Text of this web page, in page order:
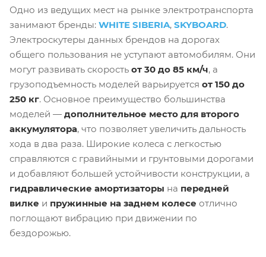
Одно из ведущих мест на рынке электротранспорта
занимают бренды: WHITE SIBERIA, SKYBOARD.
Электроскутеры данных брендов на дорогах
общего пользования не уступают автомобилям. Они
могут развивать скорость от 30 до 85 км/ч, а
грузоподъемность моделей варьируется от 150 до
250 кг. Основное преимущество большинства
моделей — дополнительное место для второго
аккумулятора, что позволяет увеличить дальность
хода в два раза. Широкие колеса с легкостью
справляются с гравийными и грунтовыми дорогами
и добавляют большей устойчивости конструкции, а
гидравлические амортизаторы на передней
вилке и пружинные на заднем колесе отлично
поглощают вибрацию при движении по
бездорожью.